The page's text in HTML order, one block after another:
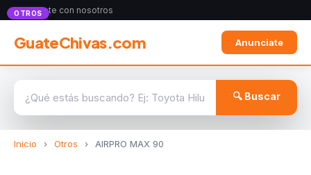
Anunciate con nosotros
GuateChivas.com Anunciate
🔍 Buscar
Inicio › Otros › AIRPRO MAX 90
OTROS